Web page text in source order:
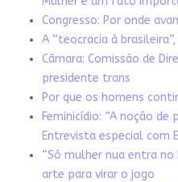
Congresso: Por onde
A “teocracia à
Câmara: Comissão de
presidente trans
Por que os homens
Feminicídio: “A noção de
Entrevista especial com
“Só mulher nua entra no
arte para virar o jogo